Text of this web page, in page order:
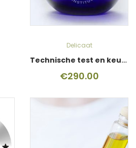
Delicaat
Technische test en keurmerk
€290.00